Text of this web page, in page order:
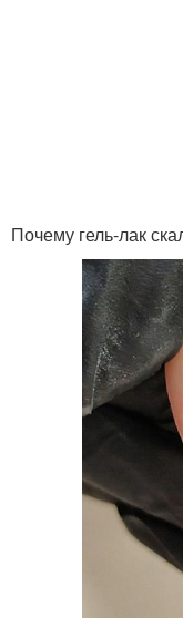
Гель для
Гели для
База под гель
Почему гель-лак